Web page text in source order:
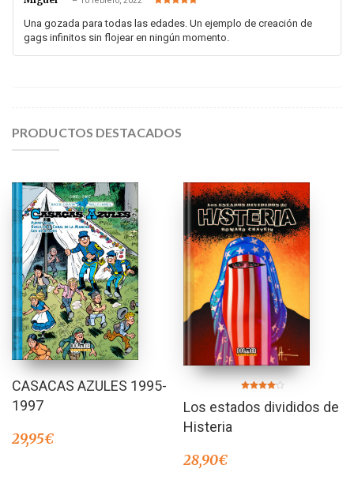
de 5
Una gozada para todas las edades. Un ejemplo de creación de
gags infinitos sin flojear en ningún momento.
PRODUCTOS DESTACADOS
CASACAS AZULES 1995-
1997
29,95€
en
4.00
Los estados divididos de
Histeria
28,90€